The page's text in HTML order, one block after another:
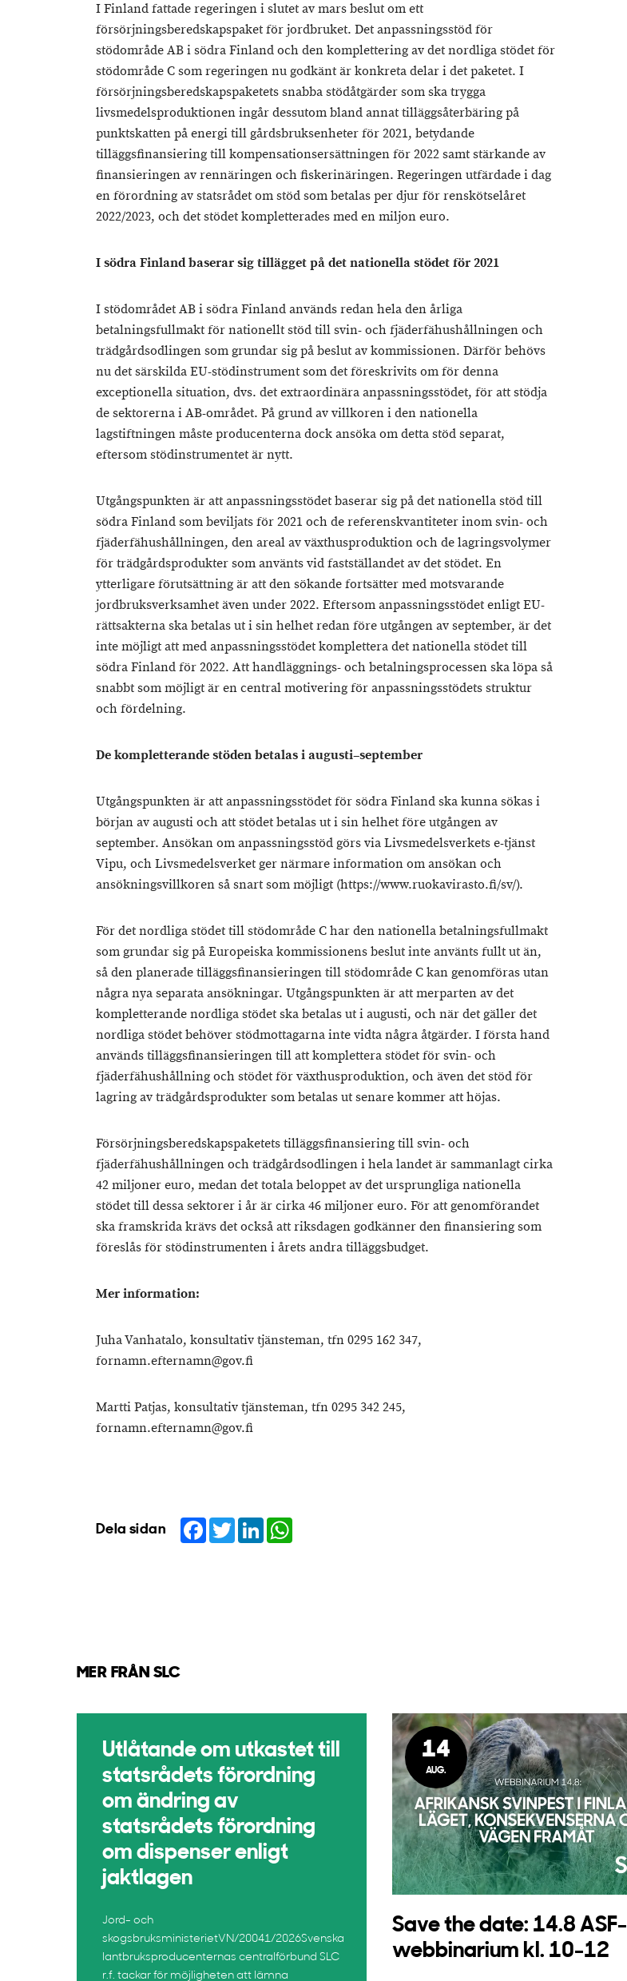
I Finland fattade regeringen i slutet av mars beslut om ett
försörjningsberedskapspaket för jordbruket. Det anpassningsstöd för
stödområde AB i södra Finland och den komplettering av det nordliga stödet för
stödområde C som regeringen nu godkänt är konkreta delar i det paketet. I
försörjningsberedskapspaketets snabba stödåtgärder som ska trygga
livsmedelsproduktionen ingår dessutom bland annat tilläggsåterbäring på
punktskatten på energi till gårdsbruksenheter för 2021, betydande
tilläggsfinansiering till kompensationsersättningen för 2022 samt stärkande av
finansieringen av rennäringen och fiskerinäringen. Regeringen utfärdade i dag
en förordning av statsrådet om stöd som betalas per djur för renskötselåret
2022/2023, och det stödet kompletterades med en miljon euro.
I södra Finland baserar sig tillägget på det nationella stödet för 2021
I stödområdet AB i södra Finland används redan hela den årliga
betalningsfullmakt för nationellt stöd till svin- och fjäderfähushållningen och
trädgårdsodlingen som grundar sig på beslut av kommissionen. Därför behövs
nu det särskilda EU-stödinstrument som det föreskrivits om för denna
exceptionella situation, dvs. det extraordinära anpassningsstödet, för att stödja
de sektorerna i AB-området. På grund av villkoren i den nationella
lagstiftningen måste producenterna dock ansöka om detta stöd separat,
eftersom stödinstrumentet är nytt.
Utgångspunkten är att anpassningsstödet baserar sig på det nationella stöd till
södra Finland som beviljats för 2021 och de referenskvantiteter inom svin- och
fjäderfähushållningen, den areal av växthusproduktion och de lagringsvolymer
för trädgårdsprodukter som använts vid fastställandet av det stödet. En
ytterligare förutsättning är att den sökande fortsätter med motsvarande
jordbruksverksamhet även under 2022. Eftersom anpassningsstödet enligt EU-
rättsakterna ska betalas ut i sin helhet redan före utgången av september, är det
inte möjligt att med anpassningsstödet komplettera det nationella stödet till
södra Finland för 2022. Att handläggnings- och betalningsprocessen ska löpa så
snabbt som möjligt är en central motivering för anpassningsstödets struktur
och fördelning.
De kompletterande stöden betalas i augusti–september
Utgångspunkten är att anpassningsstödet för södra Finland ska kunna sökas i
början av augusti och att stödet betalas ut i sin helhet före utgången av
september. Ansökan om anpassningsstöd görs via Livsmedelsverkets e-tjänst
Vipu, och Livsmedelsverket ger närmare information om ansökan och
ansökningsvillkoren så snart som möjligt (https://www.ruokavirasto.fi/sv/).
För det nordliga stödet till stödområde C har den nationella betalningsfullmakt
som grundar sig på Europeiska kommissionens beslut inte använts fullt ut än,
så den planerade tilläggsfinansieringen till stödområde C kan genomföras utan
några nya separata ansökningar. Utgångspunkten är att merparten av det
kompletterande nordliga stödet ska betalas ut i augusti, och när det gäller det
nordliga stödet behöver stödmottagarna inte vidta några åtgärder. I första hand
används tilläggsfinansieringen till att komplettera stödet för svin- och
fjäderfähushållning och stödet för växthusproduktion, och även det stöd för
lagring av trädgårdsprodukter som betalas ut senare kommer att höjas.
Försörjningsberedskapspaketets tilläggsfinansiering till svin- och
fjäderfähushållningen och trädgårdsodlingen i hela landet är sammanlagt cirka
42 miljoner euro, medan det totala beloppet av det ursprungliga nationella
stödet till dessa sektorer i år är cirka 46 miljoner euro. För att genomförandet
ska framskrida krävs det också att riksdagen godkänner den finansiering som
föreslås för stödinstrumenten i årets andra tilläggsbudget.
Mer information:
Juha Vanhatalo, konsultativ tjänsteman, tfn 0295 162 347,
fornamn.efternamn@gov.fi
Martti Patjas, konsultativ tjänsteman, tfn 0295 342 245,
fornamn.efternamn@gov.fi
Dela sidan Facebook
TwitterLinkedIn
MER FRÅN SLC
Utlåtande om utkastet till
statsrådets förordning
om ändring av
statsrådets förordning
om dispenser enligt
jaktlagen
Jord- och
skogsbruksministerietVN/20041/2026Svenska
lantbruksproducenternas centralförbund SLC
r.f. tackar för möjligheten att lämna
14
AUG.
Save the date: 14.8 ASF-
webbinarium kl. 10-12